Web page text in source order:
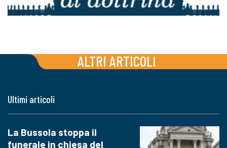
ALTRI ARTICOLI
Ultimi articoli
La Bussola stoppa il
funerale in chiesa del